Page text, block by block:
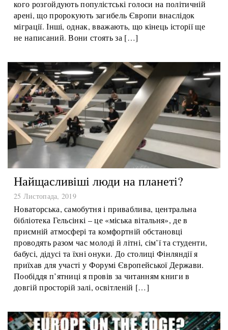
Північною Африкою? Останнього бояться чимало тих,
кого розгойдують популістські голоси на політичній
арені, що пророкують загибель Європи внаслідок
міграції. Інші, однак, вважають, що кінець історії ще
Найщасливіші люди на планеті?
25 Листопада, 2019
Новаторська, самобутня і приваблива, центральна
бібліотека Гельсінкі – це «міська вітальня», де в
приємній атмосфері та комфортній обстановці
проводять разом час молоді й літні, сім’ї та студенти,
бабусі, дідусі та їхні онуки. До столиці Фінляндії я
приїхав для участі у Форумі Європейської Держави.
Пообіддя п’ятниці я провів за читанням книги в